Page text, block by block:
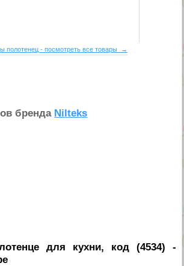
полотенец - посмотреть все товары →
бренда Nilteks
для кухни, код (4534) -